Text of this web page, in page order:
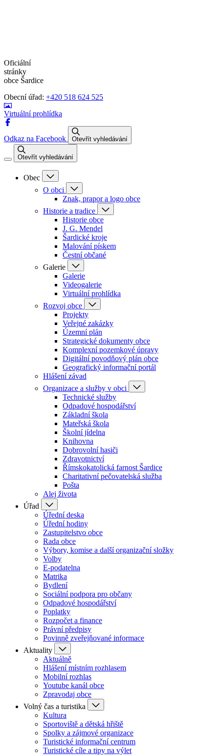
Oficiální
stránky
obce Šardice
Obecní úřad: +420 518 624 525
Virtuální prohlídka
Odkaz na Facebook Otevřít vyhledávání
Otevřít vyhledávání
Obec
O obci
Znak, prapor a logo obce
Historie a tradice
Historie obce
J. G. Mendel
Šardické kroje
Malování pískem
Čestní občané
Galerie
Galerie
Videogalerie
Virtuální prohlídka
Rozvoj obce
Projekty
Veřejné zakázky
Územní plán
Strategické dokumenty obce
Komplexní pozemkové úpravy
Digitální povodňový plán obce
Geografický informační portál
Hlášení závad
Organizace a služby v obci
Technické služby
Odpadové hospodářství
Základní škola
Mateřská škola
Školní jídelna
Knihovna
Dobrovolní hasiči
Zdravotnictví
Římskokatolická farnost Šardice
Charitativní pečovatelská služba
Pošta
Alej života
Úřad
Úřední deska
Úřední hodiny
Zastupitelstvo obce
Rada obce
Výbory, komise a další organizační složky
Volby
E-podatelna
Matrika
Bydlení
Sociální podpora pro občany
Odpadové hospodářství
Poplatky
Rozpočet a finance
Právní předpisy
Povinně zveřejňované informace
Aktuality
Aktuálně
Hlášení místním rozhlasem
Mobilní rozhlas
Youtube kanál obce
Zpravodaj obce
Volný čas a turistika
Kultura
Sportoviště a dětská hřiště
Spolky a zájmové organizace
Turistické informační centrum
Turistické cíle a tipy na výlet